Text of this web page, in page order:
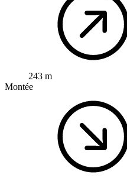
243 m
Montée